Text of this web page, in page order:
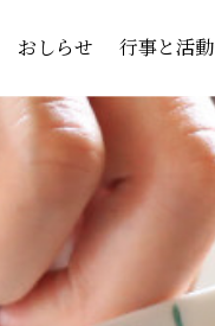
おしらせ 行事と活動